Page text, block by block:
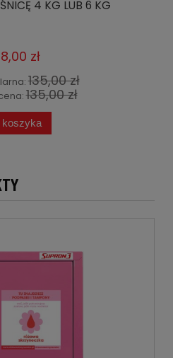
4 KG LUB 6 KG
zł
135,00 zł
135,00 zł
koszyka